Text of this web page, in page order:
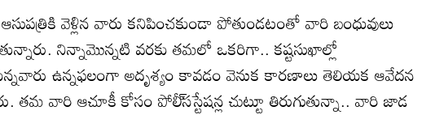
వెళ్లిన వారు కనిపించకుండా పోతుండటంతో వారి బంధువులు
నిన్నామొన్నటి వరకు తమలో ఒకరిగా.. కష్టసుఖాల్లో
ఉన్నఫలంగా అదృశ్యం కావడం వెనుక కారణాలు తెలియక ఆవేదన
తమ వారి ఆచూకీ కోసం పోలీ్‌సస్టేషన్ల చుట్టూ తిరుగుతున్నా.. వారి జాడ